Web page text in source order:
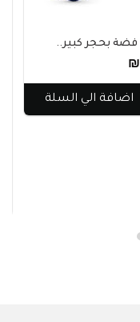
فضة بحجر كبير..
الي السلة